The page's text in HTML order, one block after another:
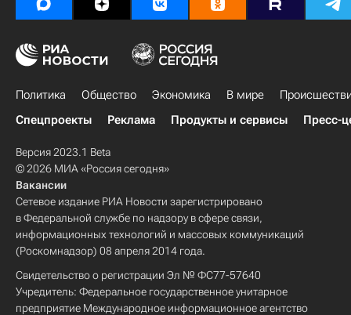
Политика Общество Экономика В мире
Спецпроекты
Реклама Продукты и сервисы Пресс-
Версия 2023.1 Beta
© 2026 МИА «Россия сегодня»
Вакансии
Сетевое издание РИА Новости зарегистрировано
в Федеральной службе по надзору в сфере связи,
информационных технологий и массовых коммуникаций
(Роскомнадзор) 08 апреля 2014 года.
Свидетельство о регистрации Эл № ФС77-57640
Учредитель: Федеральное государственное унитарное
предприятие Международное информационное агентство